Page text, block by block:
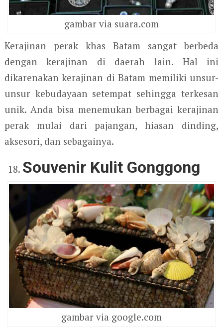
gambar via suara.com
Kerajinan perak khas Batam sangat berbeda
dengan kerajinan di daerah lain. Hal ini
dikarenakan kerajinan di Batam memiliki unsur-
unsur kebudayaan setempat sehingga terkesan
unik. Anda bisa menemukan berbagai kerajinan
perak mulai dari pajangan, hiasan dinding,
aksesori, dan sebagainya.
Souvenir Kulit Gonggong
gambar via google.com